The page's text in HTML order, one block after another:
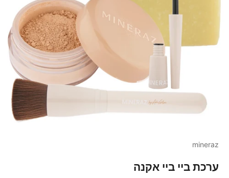
mineraz
ערכת ביי ביי אקנה